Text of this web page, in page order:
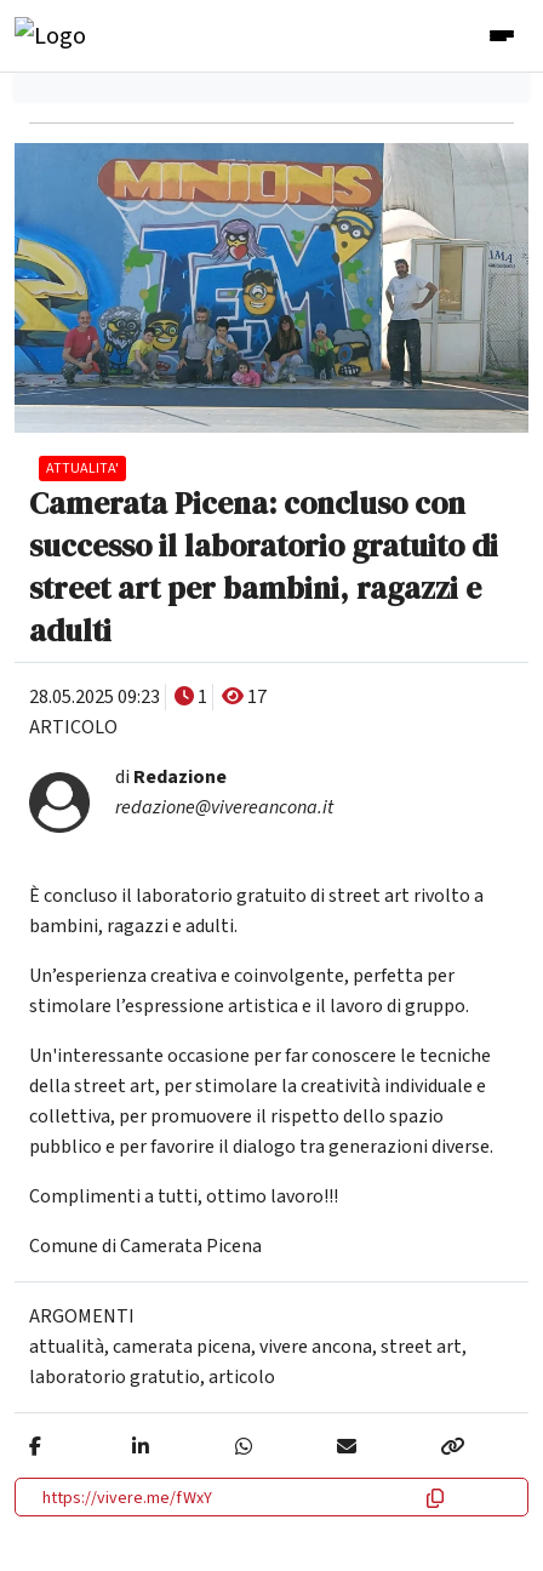
ATTUALITA'
Camerata Picena: concluso con
successo il laboratorio gratuito di
street art per bambini, ragazzi e
adulti
28.05.2025 09:23 1
17
ARTICOLO
di Redazione
redazione@vivereancona.it
È concluso il laboratorio gratuito di street art rivolto a
bambini, ragazzi e adulti.
Un’esperienza creativa e coinvolgente, perfetta per
stimolare l’espressione artistica e il lavoro di gruppo.
Un'interessante occasione per far conoscere le tecniche
della street art, per stimolare la creatività individuale e
collettiva, per promuovere il rispetto dello spazio
pubblico e per favorire il dialogo tra generazioni diverse.
Complimenti a tutti, ottimo lavoro!!!
Comune di Camerata Picena
ARGOMENTI
attualità,camerata picena,vivere ancona,street art,
laboratorio gratutio,articolo
https://vivere.me/fWxY